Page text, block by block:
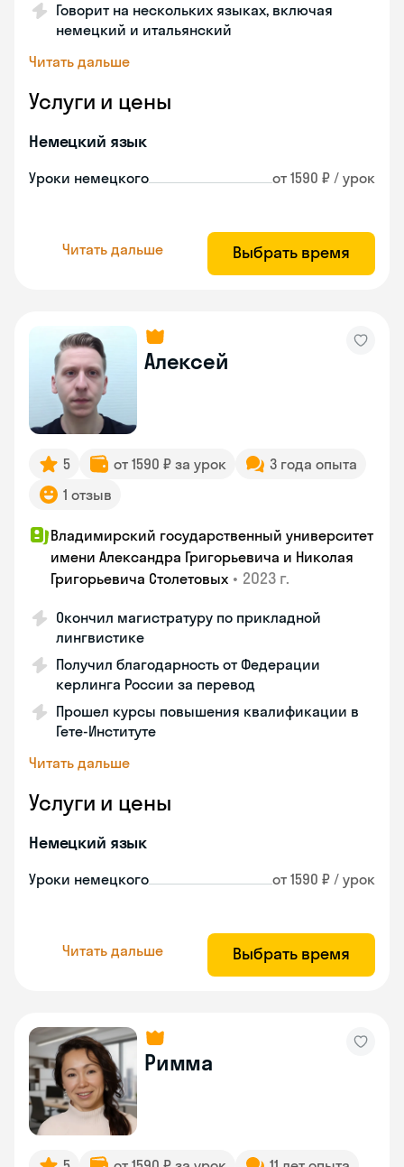
Говорит на нескольких языках, включая
немецкий и итальянский
Читать дальше
Услуги и цены
Немецкий язык
Уроки немецкого от 1590 ₽ / урок
Читать дальше Выбрать время
Алексей
5 от 1590 ₽ за урок
3 года опыта
1 отзыв
Владимирский государственный университет
имени Александра Григорьевича и Николая
Григорьевича Столетовых • 2023 г.
Окончил магистратуру по прикладной
лингвистике
Получил благодарность от Федерации
керлинга России за перевод
Прошел курсы повышения квалификации в
Гете-Институте
Читать дальше
Услуги и цены
Немецкий язык
Уроки немецкого от 1590 ₽ / урок
Читать дальше Выбрать время
Римма